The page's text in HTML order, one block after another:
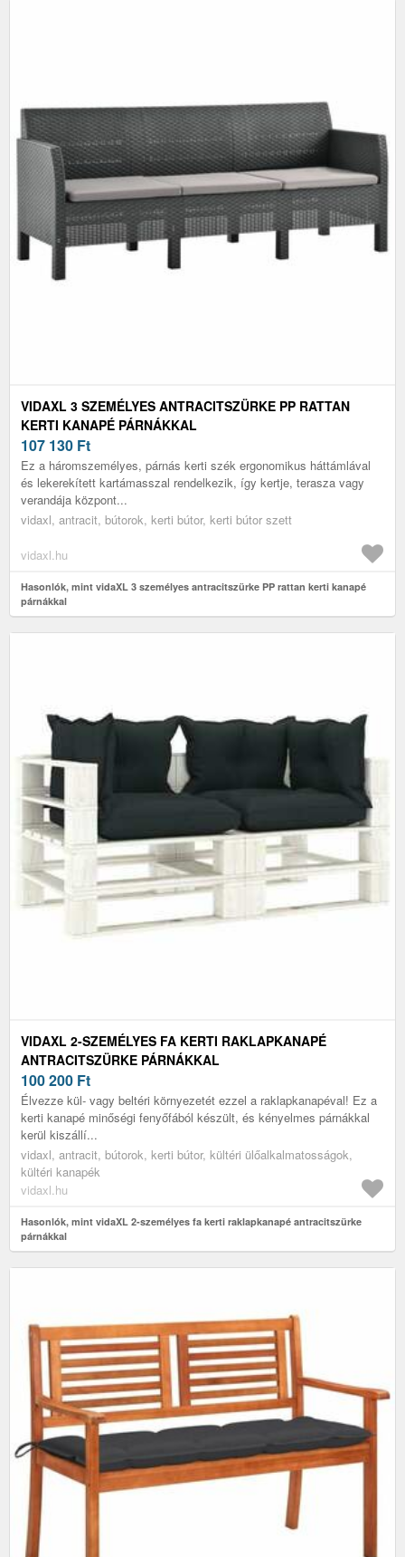
VIDAXL 3 SZEMÉLYES ANTRACITSZÜRKE PP RATTAN
KERTI KANAPÉ PÁRNÁKKAL
107 130 Ft
Ez a háromszemélyes, párnás kerti szék ergonomikus háttámlával
és lekerekített kartámasszal rendelkezik, így kertje, terasza vagy
verandája központ...
vidaxl, antracit, bútorok, kerti bútor, kerti bútor szett
vidaxl.hu
Hasonlók, mint vidaXL 3 személyes antracitszürke PP rattan kerti kanapé
párnákkal
VIDAXL 2-SZEMÉLYES FA KERTI RAKLAPKANAPÉ
ANTRACITSZÜRKE PÁRNÁKKAL
100 200 Ft
Élvezze kül- vagy beltéri környezetét ezzel a raklapkanapéval! Ez a
kerti kanapé minőségi fenyőfából készült, és kényelmes párnákkal
kerül kiszállí...
vidaxl, antracit, bútorok, kerti bútor, kültéri ülőalkalmatosságok,
kültéri kanapék
vidaxl.hu
Hasonlók, mint vidaXL 2-személyes fa kerti raklapkanapé antracitszürke
párnákkal